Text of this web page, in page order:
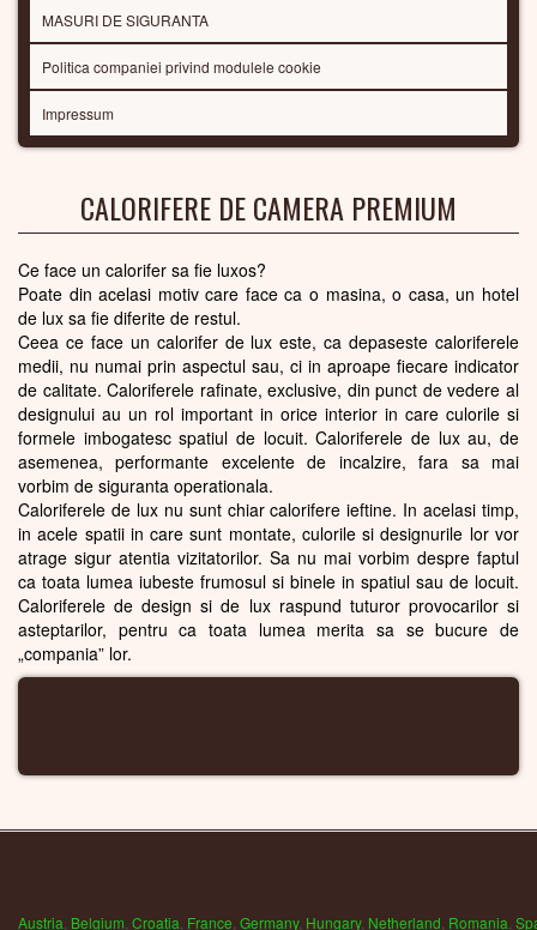
MASURI DE SIGURANTA
Politica companiei privind modulele cookie
Impressum
CALORIFERE DE CAMERA PREMIUM
Ce face un calorifer sa fie luxos?
Poate din acelasi motiv care face ca o masina, o casa, un hotel
de lux sa fie diferite de restul.
Ceea ce face un calorifer de lux este, ca depaseste caloriferele
medii, nu numai prin aspectul sau, ci in aproape fiecare indicator
de calitate. Caloriferele rafinate, exclusive, din punct de vedere al
designului au un rol important in orice interior in care culorile si
formele imbogatesc spatiul de locuit. Caloriferele de lux au, de
asemenea, performante excelente de incalzire, fara sa mai
vorbim de siguranta operationala.
Caloriferele de lux nu sunt chiar calorifere ieftine. In acelasi timp,
in acele spatii in care sunt montate, culorile si designurile lor vor
atrage sigur atentia vizitatorilor. Sa nu mai vorbim despre faptul
ca toata lumea iubeste frumosul si binele in spatiul sau de locuit.
Caloriferele de design si de lux raspund tuturor provocarilor si
asteptarilor, pentru ca toata lumea merita sa se bucure de
„compania” lor.
Austria Belgium Croatia France Germany, Hungary, Netherland Romania